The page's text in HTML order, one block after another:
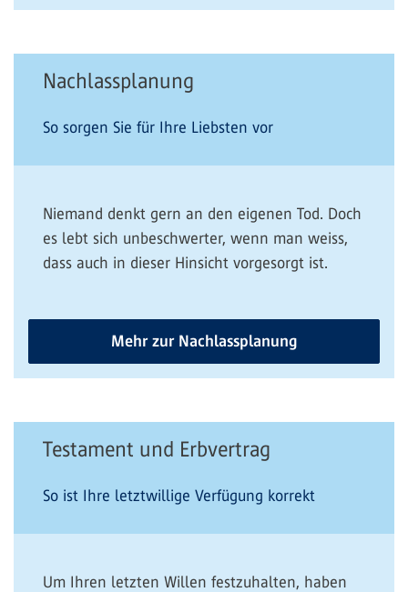
Nachlassplanung
So sorgen Sie für Ihre Liebsten vor
Niemand denkt gern an den eigenen Tod. Doch
es lebt sich unbeschwerter, wenn man weiss,
dass auch in dieser Hinsicht vorgesorgt ist.
Mehr zur Nachlassplanung
Testament und Erbvertrag
So ist Ihre letztwillige Verfügung korrekt
Um Ihren letzten Willen festzuhalten, haben